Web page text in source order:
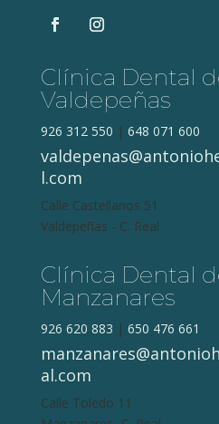
Clínica Dental
Valdepeñas
926 312 550 | 648 071 600
l.com
Calle Castellanos 51
Valdepeñas - C. Real
Clínica Dental
Manzanares
926 620 883 | 650 476 661
al.com
Calle Toledo 11